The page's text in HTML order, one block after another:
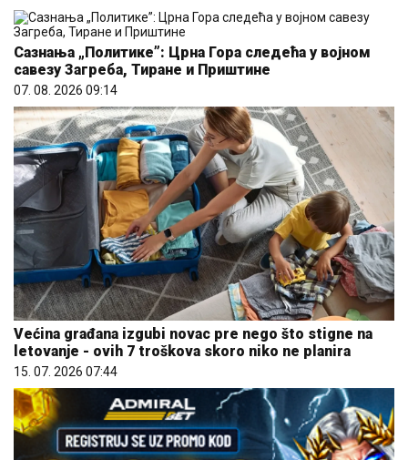
Сазнања „Политике”: Црна Гора следећа у војном
савезу Загреба, Тиране и Приштине
07. 08. 2026 09:14
Većina građana izgubi novac pre nego što stigne na
letovanje - ovih 7 troškova skoro niko ne planira
15. 07. 2026 07:44